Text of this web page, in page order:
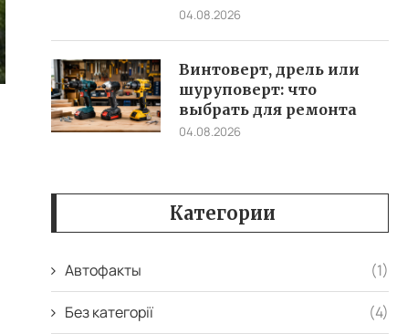
04.08.2026
Винтоверт, дрель или
шуруповерт: что
выбрать для ремонта
04.08.2026
Категории
Автофакты (1)
Без категорії (4)